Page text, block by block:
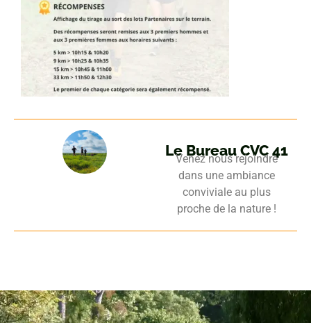
Le Bureau CVC 41
Venez nous rejoindre
dans une ambiance
conviviale au plus
proche de la nature !